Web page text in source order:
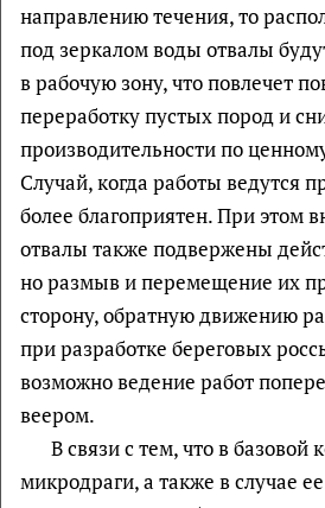
направлению течения, то
под зеркалом воды отвалы
в рабочую зону, что повлечет
переработку пустых пород и
производительности по
Случай, когда работы ведутся
более благоприятен. При этом
отвалы также подвержены
но размыв и перемещение их
сторону, обратную движению
при разработке береговых
возможно ведение работ
веером.
В связи с тем, что в базовой
микродраги, а также в случае